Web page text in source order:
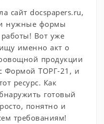
сайт docspapers.ru,
нужные формы
Вот уже
именно акт о
продукции
Формой ТОРГ-21, и
ресурс. Как
готовый
понятно и
требованиям!